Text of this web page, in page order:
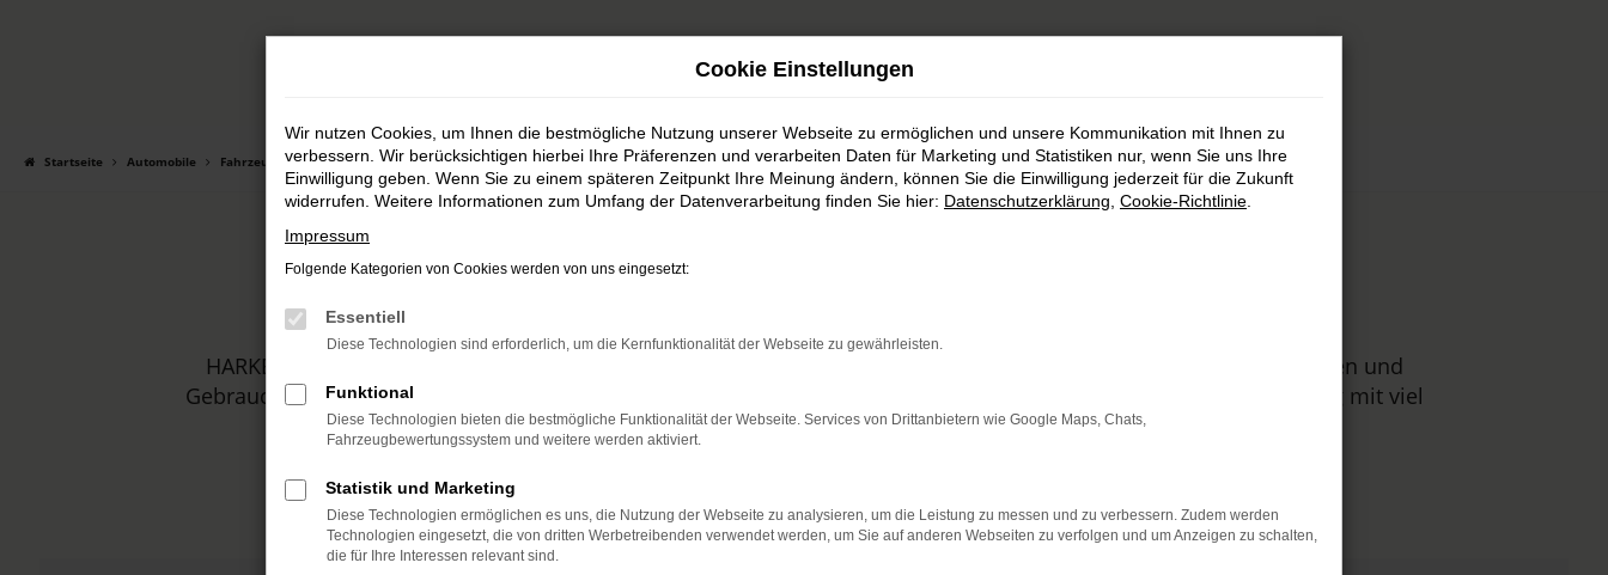
Startseite Automobile Fahrzeugmarkt
Unser Fahrzeugbestand
HARKE MOTORS ist Ihr Autohaus, sowohl für Neuwagen von Honda und Mitsubishi, als auch für Tageszulassungen und
Gebrauchtwagen. In unserem Sortiment werden Sie sicher fündig und dürfen sich zudem auf erstklassige Beratung mit viel
Leidenschaft freuen.
Cookie Einstellungen
Wir nutzen Cookies, um Ihnen die bestmögliche Nutzung unserer Webseite zu ermöglichen und unsere Kommunikation mit Ihnen zu
verbessern. Wir berücksichtigen hierbei Ihre Präferenzen und verarbeiten Daten für Marketing und Statistiken nur, wenn Sie uns Ihre
Einwilligung geben. Wenn Sie zu einem späteren Zeitpunkt Ihre Meinung ändern, können Sie die Einwilligung jederzeit für die Zukunft
widerrufen. Weitere Informationen zum Umfang der Datenverarbeitung finden Sie hier: Datenschutzerklärung Cookie-Richtlinie
Impressum
Folgende Kategorien von Cookies werden von uns eingesetzt:
Essentiell
Diese Technologien sind erforderlich, um die Kernfunktionalität der Webseite zu gewährleisten.
Funktional
Diese Technologien bieten die bestmögliche Funktionalität der Webseite. Services von Drittanbietern wie Google Maps, Chats,
Fahrzeugbewertungssystem und weitere werden aktiviert.
Statistik und Marketing
Diese Technologien ermöglichen es uns, die Nutzung der Webseite zu analysieren, um die Leistung zu messen und zu verbessern. Zudem werden
Technologien eingesetzt, die von dritten Werbetreibenden verwendet werden, um Sie auf anderen Webseiten zu verfolgen und um Anzeigen zu schalten,
die für Ihre Interessen relevant sind.